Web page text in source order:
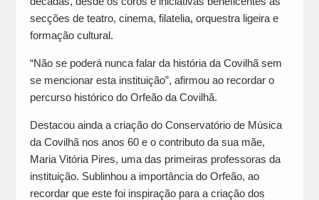
secções de teatro, cinema, filatelia, orquestra ligeira e
formação cultural.
“Não se poderá nunca falar da história da Covilhã sem
se mencionar esta instituição”, afirmou ao recordar o
percurso histórico do Orfeão da Covilhã.
Destacou ainda a criação do Conservatório de Música
da Covilhã nos anos 60 e o contributo da sua mãe,
Maria Vitória Pires, uma das primeiras professoras da
instituição. Sublinhou a importância do Orfeão, ao
recordar que este foi inspiração para a criação dos